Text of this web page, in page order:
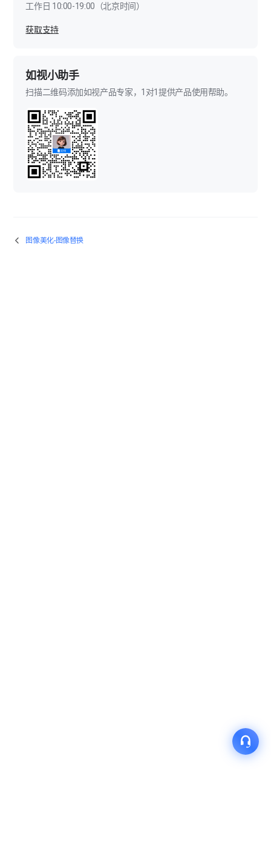
工作日 10:00-19:00（北京时间）
获取支持
如视小助手
扫描二维码添加如视产品专家，1对1提供产品使用帮助。
图像美化-图像替换